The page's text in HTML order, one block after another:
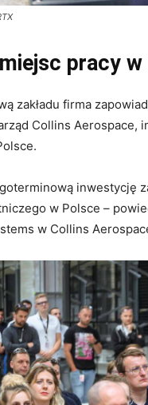
pracy w
zakładu firma
Collins Aerospace,
inwestycję
w Polsce –
w Collins